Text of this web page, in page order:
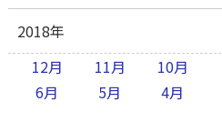
2018年
12月
11月 10月
6月
5月 4月